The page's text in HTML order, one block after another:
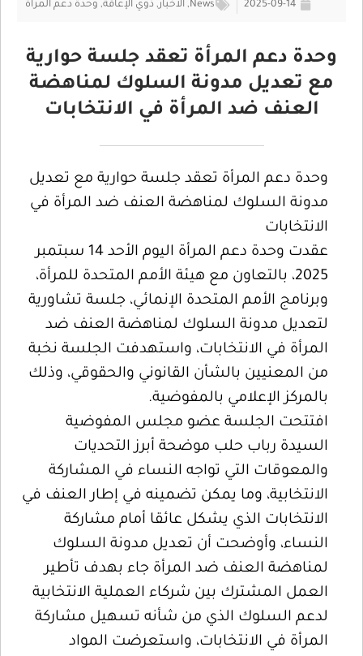
2025-09-14
News
, الأخبار, ذوي الإعاقة, وحدة دعم المرأة
وحدة دعم المرأة تعقد جلسة حوارية
مع تعديل مدونة السلوك لمناهضة
العنف ضد المرأة في الانتخابات
وحدة دعم المرأة تعقد جلسة حوارية مع تعديل
مدونة السلوك لمناهضة العنف ضد المرأة في
الانتخابات
عقدت وحدة دعم المرأة اليوم الأحد 14 سبتمبر
2025، بالتعاون مع هيئة الأمم المتحدة للمرأة،
وبرنامج الأمم المتحدة الإنمائي، جلسة تشاورية
لتعديل مدونة السلوك لمناهضة العنف ضد
المرأة في الانتخابات، واستهدفت الجلسة نخبة
من المعنيين بالشأن القانوني والحقوقي، وذلك
بالمركز الإعلامي بالمفوضية.
افتتحت الجلسة عضو مجلس المفوضية
السيدة رباب حلب موضحة أبرز التحديات
والمعوقات التي تواجه النساء في المشاركة
الانتخابية، وما يمكن تضمينه في إطار العنف في
الانتخابات الذي يشكل عائقا أمام مشاركة
النساء، وأوضحت أن تعديل مدونة السلوك
لمناهضة العنف ضد المرأة جاء بهدف تأطير
العمل المشترك بين شركاء العملية الانتخابية
لدعم السلوك الذي من شأنه تسهيل مشاركة
المرأة في الانتخابات، واستعرضت المواد